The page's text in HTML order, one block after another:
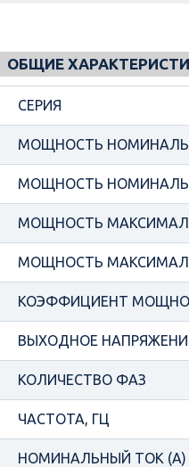
ОБЩИЕ
СЕРИЯ
МОЩНОСТЬ
МОЩНОСТЬ
МОЩНОСТЬ
МОЩНОСТЬ
КОЭФФИЦИЕНТ
ВЫХОДНОЕ
КОЛИЧЕСТВО ФАЗ
ЧАСТОТА, ГЦ
НОМИНАЛЬНЫЙ ТОК (А)